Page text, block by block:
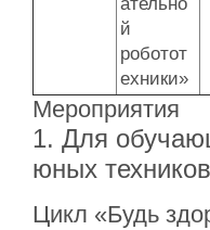
ательно
й
роботот
ехники»
Мероприятия
1. Для
юных техников
Цикл «Будь